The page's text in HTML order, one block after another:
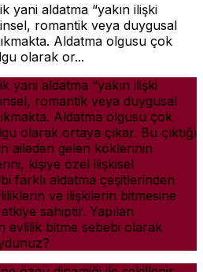
yani aldatma “yakın ilişki
romantik veya duygusal
Aldatma olgusu çok
olarak or...
yani aldatma “yakın ilişki
romantik veya duygusal
Aldatma olgusu çok
olarak ortaya çıkar. Bu çıktığı
aileden gelen köklerinin
kişiye özel ilişkisel
farklı aldatma çeşitlerinden
ve ilişkilerin bitmesine
sahiptir. Yapılan
evlilik bitme sebebi olarak